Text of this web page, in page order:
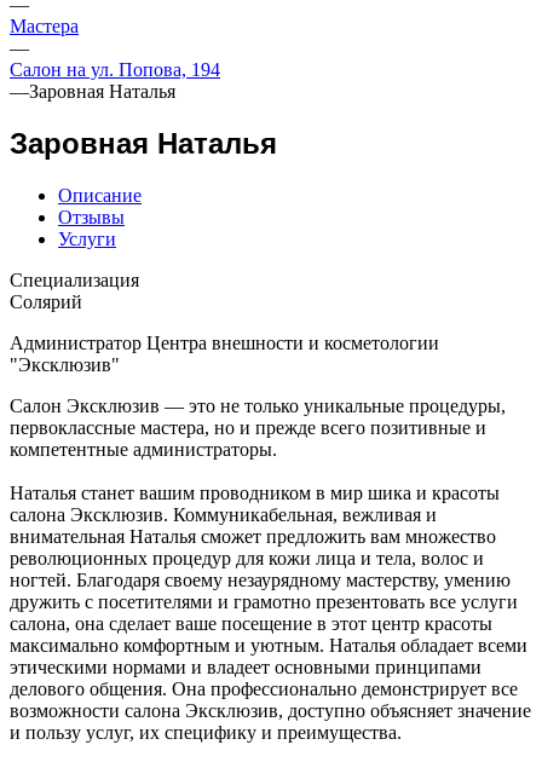
—
Мастера
—
Салон на ул. Попова, 194
—Заровная Наталья
Заровная Наталья
Описание
Отзывы
Услуги
Специализация
Солярий
Администратор Центра внешности и косметологии
"Эксклюзив"
Салон Эксклюзив — это не только уникальные процедуры,
первоклассные мастера, но и прежде всего позитивные и
компетентные администраторы.
Наталья станет вашим проводником в мир шика и красоты
салона Эксклюзив. Коммуникабельная, вежливая и
внимательная Наталья сможет предложить вам множество
революционных процедур для кожи лица и тела, волос и
ногтей. Благодаря своему незаурядному мастерству, умению
дружить с посетителями и грамотно презентовать все услуги
салона, она сделает ваше посещение в этот центр красоты
максимально комфортным и уютным. Наталья обладает всеми
этическими нормами и владеет основными принципами
делового общения. Она профессионально демонстрирует все
возможности салона Эксклюзив, доступно объясняет значение
и пользу услуг, их специфику и преимущества.